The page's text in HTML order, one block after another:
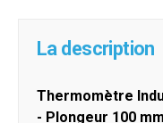
La description
Thermomètre
- Plongeur 100 mm